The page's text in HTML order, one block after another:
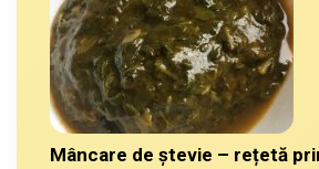
Mâncare de ștevie – rețetă